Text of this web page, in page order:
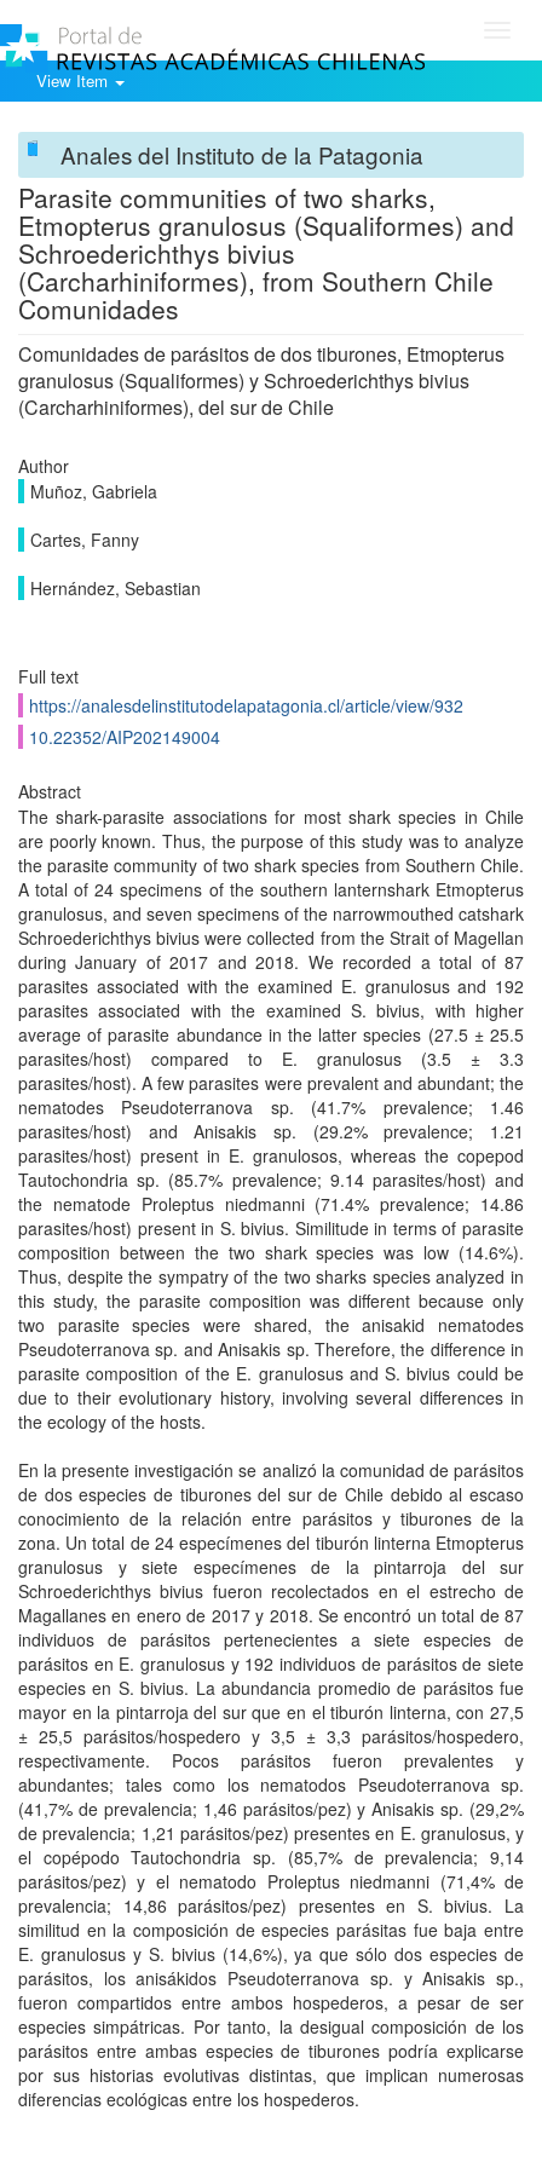
View Item
Anales del Instituto de la Patagonia
Parasite communities of two sharks,
Etmopterus granulosus (Squaliformes) and
Schroederichthys bivius
(Carcharhiniformes), from Southern Chile
Comunidades
Comunidades de parásitos de dos tiburones, Etmopterus
granulosus (Squaliformes) y Schroederichthys bivius
(Carcharhiniformes), del sur de Chile
Author
Muñoz, Gabriela
Cartes, Fanny
Hernández, Sebastian
Full text
https://analesdelinstitutodelapatagonia.cl/article/view/932
10.22352/AIP202149004
Abstract
The shark-parasite associations for most shark species in Chile
are poorly known. Thus, the purpose of this study was to analyze
the parasite community of two shark species from Southern Chile.
A total of 24 specimens of the southern lanternshark Etmopterus
granulosus, and seven specimens of the narrowmouthed catshark
Schroederichthys bivius were collected from the Strait of Magellan
during January of 2017 and 2018. We recorded a total of 87
parasites associated with the examined E. granulosus and 192
parasites associated with the examined S. bivius, with higher
average of parasite abundance in the latter species (27.5 ± 25.5
parasites/host) compared to E. granulosus (3.5 ± 3.3
parasites/host). A few parasites were prevalent and abundant; the
nematodes Pseudoterranova sp. (41.7% prevalence; 1.46
parasites/host) and Anisakis sp. (29.2% prevalence; 1.21
parasites/host) present in E. granulosos, whereas the copepod
Tautochondria sp. (85.7% prevalence; 9.14 parasites/host) and
the nematode Proleptus niedmanni (71.4% prevalence; 14.86
parasites/host) present in S. bivius. Similitude in terms of parasite
composition between the two shark species was low (14.6%).
Thus, despite the sympatry of the two sharks species analyzed in
this study, the parasite composition was different because only
two parasite species were shared, the anisakid nematodes
Pseudoterranova sp. and Anisakis sp. Therefore, the difference in
parasite composition of the E. granulosus and S. bivius could be
due to their evolutionary history, involving several differences in
the ecology of the hosts.
En la presente investigación se analizó la comunidad de parásitos
de dos especies de tiburones del sur de Chile debido al escaso
conocimiento de la relación entre parásitos y tiburones de la
zona. Un total de 24 especímenes del tiburón linterna Etmopterus
granulosus y siete especímenes de la pintarroja del sur
Schroederichthys bivius fueron recolectados en el estrecho de
Magallanes en enero de 2017 y 2018. Se encontró un total de 87
individuos de parásitos pertenecientes a siete especies de
parásitos en E. granulosus y 192 individuos de parásitos de siete
especies en S. bivius. La abundancia promedio de parásitos fue
mayor en la pintarroja del sur que en el tiburón linterna, con 27,5
± 25,5 parásitos/hospedero y 3,5 ± 3,3 parásitos/hospedero,
respectivamente. Pocos parásitos fueron prevalentes y
abundantes; tales como los nematodos Pseudoterranova sp.
(41,7% de prevalencia; 1,46 parásitos/pez) y Anisakis sp. (29,2%
de prevalencia; 1,21 parásitos/pez) presentes en E. granulosus, y
el copépodo Tautochondria sp. (85,7% de prevalencia; 9,14
parásitos/pez) y el nematodo Proleptus niedmanni (71,4% de
prevalencia; 14,86 parásitos/pez) presentes en S. bivius. La
similitud en la composición de especies parásitas fue baja entre
E. granulosus y S. bivius (14,6%), ya que sólo dos especies de
parásitos, los anisákidos Pseudoterranova sp. y Anisakis sp.,
fueron compartidos entre ambos hospederos, a pesar de ser
especies simpátricas. Por tanto, la desigual composición de los
parásitos entre ambas especies de tiburones podría explicarse
por sus historias evolutivas distintas, que implican numerosas
diferencias ecológicas entre los hospederos.